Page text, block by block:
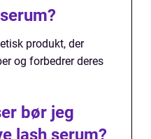
produkt, der
og forbedrer deres
bør jeg
lash serum?